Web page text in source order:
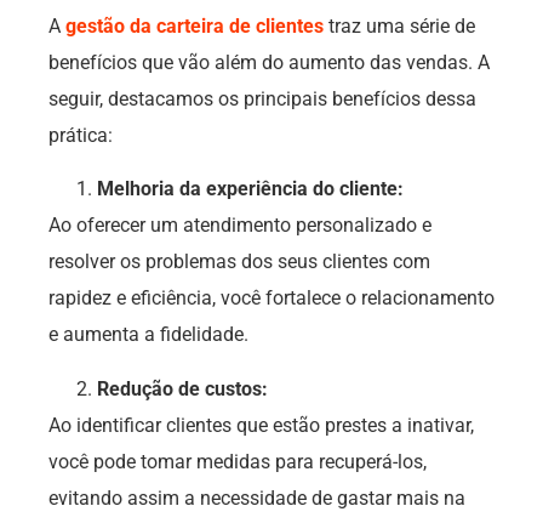
A gestão da carteira de clientes traz uma série de
benefícios que vão além do aumento das vendas. A
seguir, destacamos os principais benefícios dessa
prática:
Melhoria da experiência do cliente:
Ao oferecer um atendimento personalizado e
resolver os problemas dos seus clientes com
rapidez e eficiência, você fortalece o relacionamento
e aumenta a fidelidade.
Redução de custos:
Ao identificar clientes que estão prestes a inativar,
você pode tomar medidas para recuperá-los,
evitando assim a necessidade de gastar mais na